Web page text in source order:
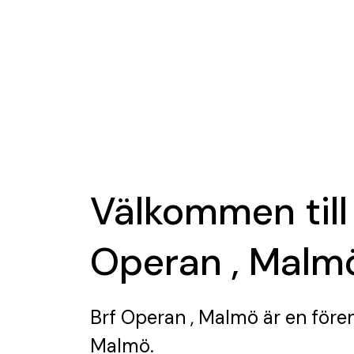
Välkommen
Operan ,
Brf Operan , Malmö är en
Malmö.